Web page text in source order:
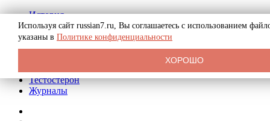
История
Биография
Криминал
Реклама на сайте
Тестостерон
Журналы
Используя сайт russian7.ru, Вы соглашаетесь с использованием
указаны в Политике конфиденциальности
ХОРОШО